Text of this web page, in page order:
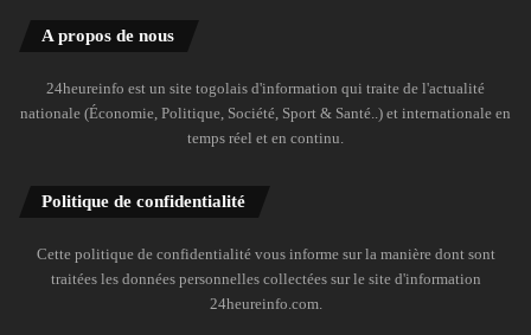
A propos de nous
24heureinfo est un site togolais d'information qui traite de l'actualité
nationale (Économie, Politique, Société, Sport & Santé..) et internationale en
temps réel et en continu.
Politique de confidentialité
Cette politique de confidentialité vous informe sur la manière dont sont
traitées les données personnelles collectées sur le site d'information
24heureinfo.com.